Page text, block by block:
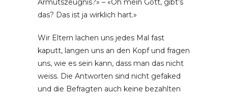
Armutszeugnis?» – «Oh mein Gott, gibt’s
das? Das ist ja wirklich hart.»
Wir Eltern lachen uns jedes Mal fast
kaputt, langen uns an den Kopf und fragen
uns, wie es sein kann, dass man das nicht
weiss. Die Antworten sind nicht gefaked
und die Befragten auch keine bezahlten